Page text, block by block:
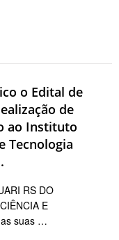
o Edital de
de
ao Instituto
Tecnologia
RS DO
E
suas …